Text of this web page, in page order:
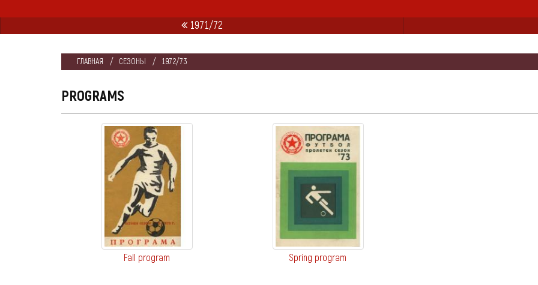
1971/72
ГЛАВНАЯ СЕЗОНЫ 1972/73
PROGRAMS
Fall program Spring program